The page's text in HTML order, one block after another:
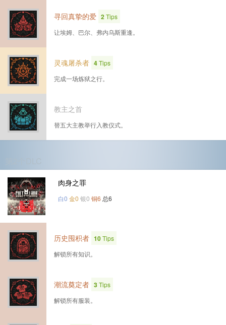
寻回真挚的爱 2Tips
让埃姆、巴尔、弗内乌斯重逢。
灵魂屠杀者 4Tips
完成一场炼狱之行。
教主之首
替五大主教举行入教仪式。
肉身之罪
白0 金0 银0 铜6 总6
历史囤积者 10Tips
解锁所有知识。
潮流奠定者 3Tips
解锁所有服装。